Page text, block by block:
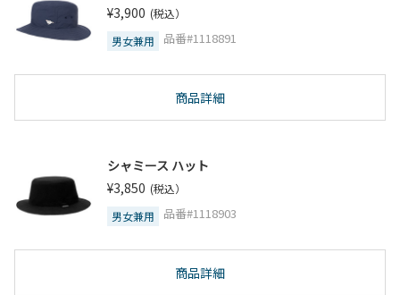
¥3,900 (税込）
男女兼用
品番#1118891
商品詳細
シャミース ハット
¥3,850 (税込）
男女兼用
品番#1118903
商品詳細